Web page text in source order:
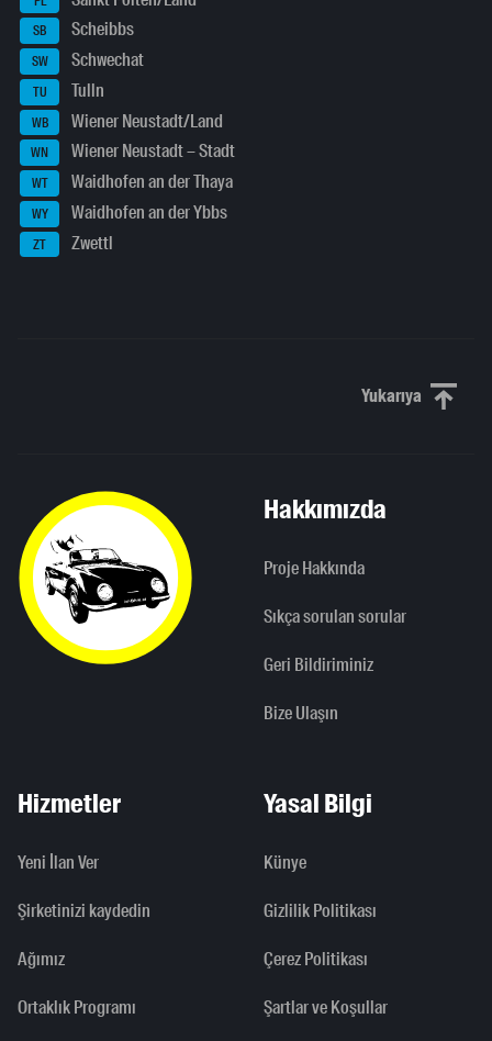
SB Scheibbs
SW Schwechat
TU Tulln
WB Wiener Neustadt/Land
WN Wiener Neustadt – Stadt
WT Waidhofen an der Thaya
WY Waidhofen an der Ybbs
ZT Zwettl
YukarıyaYukarı
Hakkımızda
Proje Hakkında
Sıkça sorulan sorular
Geri Bildiriminiz
Bize Ulaşın
Hizmetler
Yeni İlan Ver
Şirketinizi kaydedin
Ağımız
Ortaklık Programı
Yasal Bilgi
Künye
Gizlilik Politikası
Çerez Politikası
Şartlar ve Koşullar